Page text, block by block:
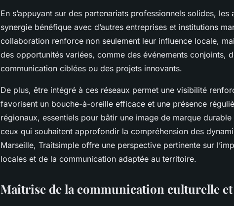
En s’appuyant sur des partenariats professionnels solides, les
synergie bénéfique avec d’autres entreprises et institutions
collaboration renforce non seulement leur influence locale,
des opportunités variées, comme des événements conjoints,
communication ciblées ou des projets innovants.
De plus, être intégré à ces réseaux permet une visibilité
favorisent un bouche-à-oreille efficace et une présence
régionaux, essentiels pour bâtir une image de marque
ceux qui souhaitent approfondir la compréhension des
Marseille, Traitsimple offre une perspective pertinente sur
locales et de la communication adaptée au territoire.
Maîtrise de la communication culturelle et